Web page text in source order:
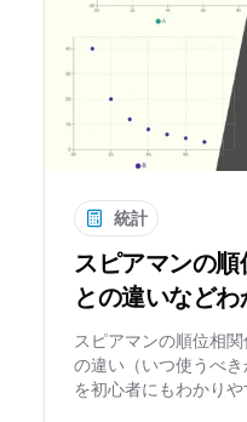
統計
スピアマンの
との違いなど
スピアマンの順位相
の違い（いつ使うべ
を初心者にもわかり